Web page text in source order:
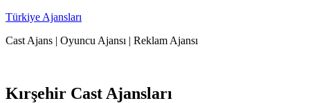
İçeriğe
Türkiye Ajansları
Cast Ajans | Oyuncu Ajansı | Reklam Ajansı
Kırşehir Cast Ajansları